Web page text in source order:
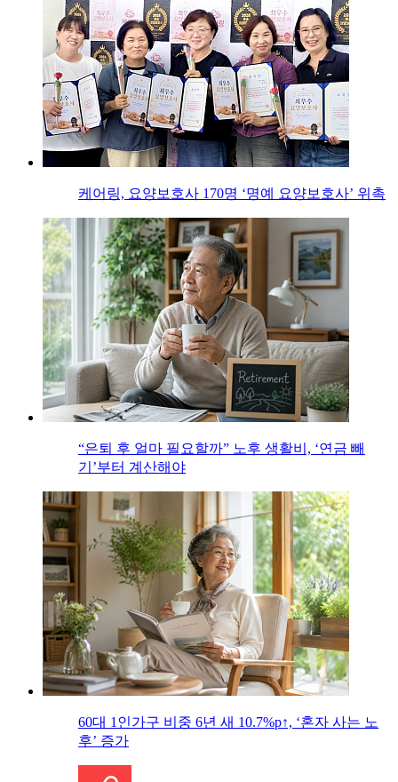
케어링, 요양보호사 170명 ‘명예 요양보호사’ 위촉
“은퇴 후 얼마 필요할까” 노후 생활비, ‘연금 빼
기’부터 계산해야
60대 1인가구 비중 6년 새 10.7%p↑, ‘혼자 사는 노
후’ 증가